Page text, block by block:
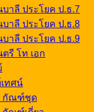
บาลี ประโยค ป.ธ.7
บาลี ประโยค ป.ธ.8
บาลี ประโยค ป.ธ.9
รี โท เอก
ทศน์
กัณฑ์ชุด